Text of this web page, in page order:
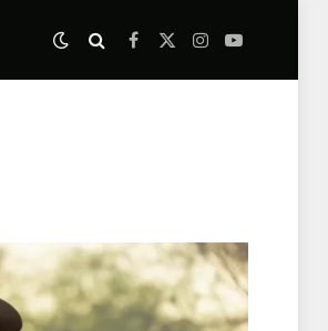
Facebook
X
Instagram
YouTube